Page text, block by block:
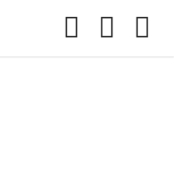
Hledat
NÁKUPNÍ